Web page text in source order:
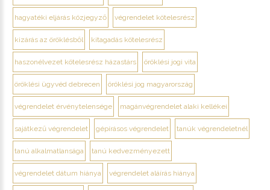
hagyatéki eljárás közjegyző végrendelet kötelesrész
kizárás az öröklésből kitagadás kötelesrész
haszonélvezet kötelesrész házastárs öröklési jogi vita
öröklési ügyvéd debrecen öröklési jog magyarország
végrendelet érvénytelensége magánvégrendelet alaki kellékei
sajátkezű végrendelet gépírásos végrendelet tanúk végrendeletnél
tanú alkalmatlansága tanú kedvezményezett
végrendelet dátum hiánya végrendelet aláírás hiánya